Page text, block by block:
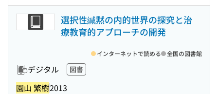
選択性緘黙の内的世界の探究と治
療教育的アプローチの開発
デジタル 図書
園山 繁樹2013
インターネットで読める 全国の図書館